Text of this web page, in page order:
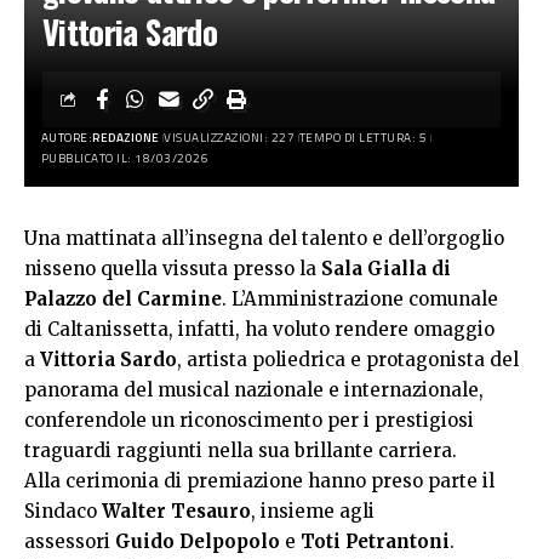
Vittoria Sardo
AUTORE:REDAZIONE VISUALIZZAZIONI: 227 TEMPO DI LETTURA: 5
PUBBLICATO IL: 18/03/2026
Una mattinata all’insegna del talento e dell’orgoglio
nisseno quella vissuta presso la Sala Gialla di
Palazzo del Carmine. L’Amministrazione comunale
di Caltanissetta, infatti, ha voluto rendere omaggio
a Vittoria Sardo, artista poliedrica e protagonista del
panorama del musical nazionale e internazionale,
conferendole un riconoscimento per i prestigiosi
traguardi raggiunti nella sua brillante carriera.
Alla cerimonia di premiazione hanno preso parte il
Sindaco Walter Tesauro, insieme agli
assessori Guido Delpopolo e Toti Petrantoni.